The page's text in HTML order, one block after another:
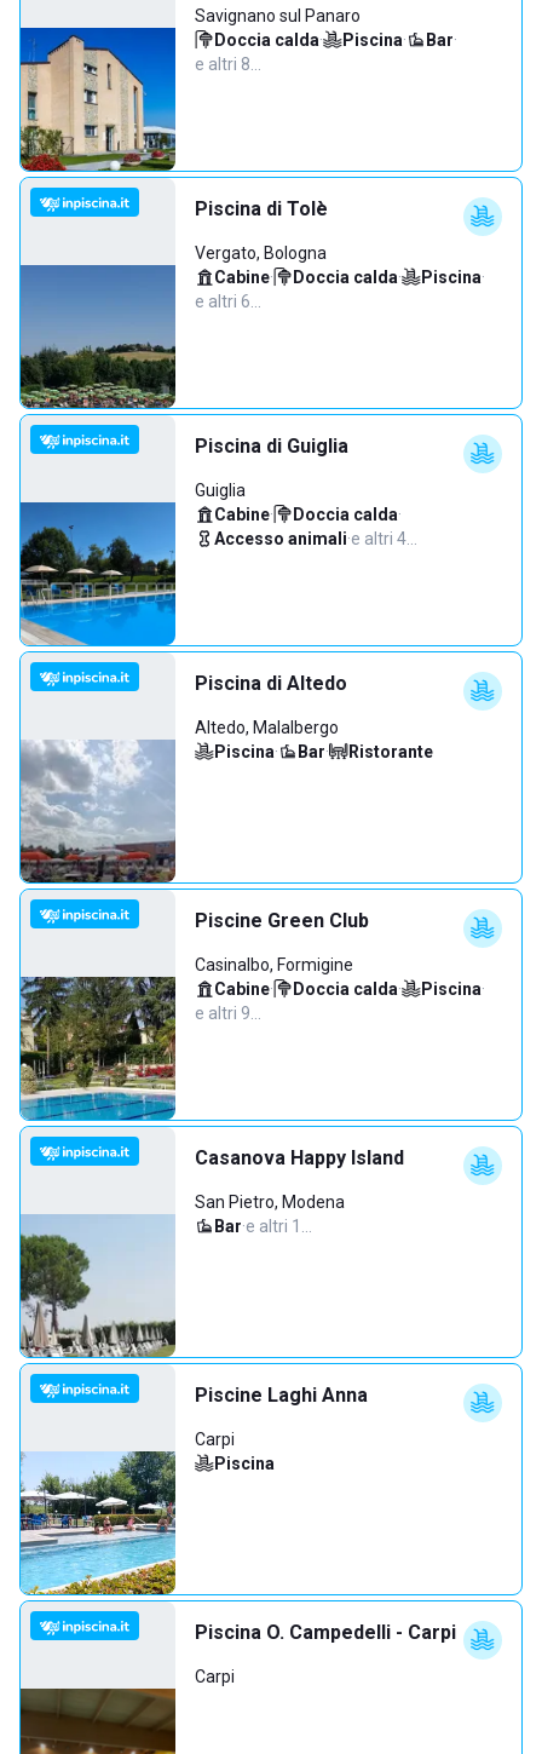
Savignano sul Panaro
Doccia calda· Piscina· Bar·
e altri 8…
Piscina di Tolè
Vergato, Bologna
Cabine· Doccia calda· Piscina·
e altri 6…
Piscina di Guiglia
Guiglia
Cabine· Doccia calda·
Accesso animali·e altri 4…
Piscina di Altedo
Altedo, Malalbergo
Piscina· Bar· Ristorante
Piscine Green Club
Casinalbo, Formigine
Cabine· Doccia calda· Piscina·
e altri 9…
Casanova Happy Island
San Pietro, Modena
Bar·e altri 1…
Piscine Laghi Anna
Carpi
Piscina
Piscina O. Campedelli - Carpi
Carpi